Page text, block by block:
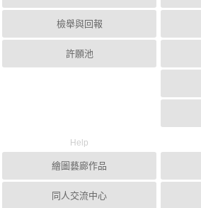
檢舉與回報
許願池
Help
繪圖藝廊作品
同人交流中心